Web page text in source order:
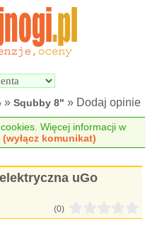
» Squbby 8" » Dodaj opinie
Więcej informacji w
(wyłącz komunikat)
uGo
(0)